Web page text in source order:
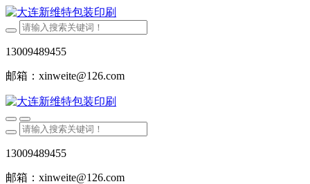
13009489455
邮箱：xinweite@126.com
13009489455
邮箱：xinweite@126.com